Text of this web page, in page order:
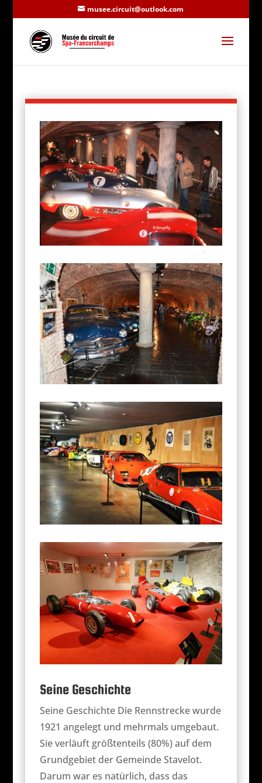
musee.circuit@outlook.com
Seine Geschichte
Seine Geschichte Die Rennstrecke wurde
1921 angelegt und mehrmals umgebaut.
Sie verläuft größtenteils (80%) auf dem
Grundgebiet der Gemeinde Stavelot.
Darum war es natürlich, dass das